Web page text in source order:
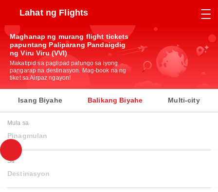
Lahat ng Flights
Maghanap ng murang flight tickets
papuntang Paliparang Pandaigdig
ng Viru Viru (VVI)
Makatipid sa paglipad patungo sa iyong
pangarap na destinasyon. Mag-book na ng
tiket sa Airpaz ngayon!
Isang Biyahe Balikang Biyahe Multi-city
Mula sa
Pinagmulan
Sa
Destinasyon